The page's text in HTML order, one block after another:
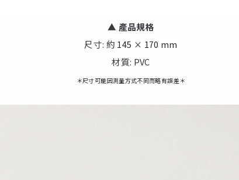
▲ 產品規格
尺寸: 約 145 × 170 mm
材質: PVC
＊尺寸可能因測量方式不同而略有誤差＊